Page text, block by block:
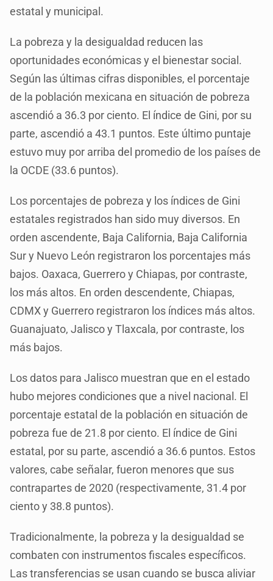
estatal y municipal.
La pobreza y la desigualdad reducen las
oportunidades económicas y el bienestar social.
Según las últimas cifras disponibles, el porcentaje
de la población mexicana en situación de pobreza
ascendió a 36.3 por ciento. El índice de Gini, por su
parte, ascendió a 43.1 puntos. Este último puntaje
estuvo muy por arriba del promedio de los países de
la OCDE (33.6 puntos).
Los porcentajes de pobreza y los índices de Gini
estatales registrados han sido muy diversos. En
orden ascendente, Baja California, Baja California
Sur y Nuevo León registraron los porcentajes más
bajos. Oaxaca, Guerrero y Chiapas, por contraste,
los más altos. En orden descendente, Chiapas,
CDMX y Guerrero registraron los índices más altos.
Guanajuato, Jalisco y Tlaxcala, por contraste, los
más bajos.
Los datos para Jalisco muestran que en el estado
hubo mejores condiciones que a nivel nacional. El
porcentaje estatal de la población en situación de
pobreza fue de 21.8 por ciento. El índice de Gini
estatal, por su parte, ascendió a 36.6 puntos. Estos
valores, cabe señalar, fueron menores que sus
contrapartes de 2020 (respectivamente, 31.4 por
ciento y 38.8 puntos).
Tradicionalmente, la pobreza y la desigualdad se
combaten con instrumentos fiscales específicos.
Las transferencias se usan cuando se busca aliviar